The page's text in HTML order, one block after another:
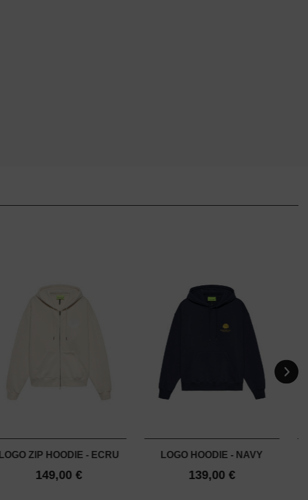
LOGO ZIP HOODIE - ECRU
149,00 €
LOGO HOODIE - NAVY
139,00 €